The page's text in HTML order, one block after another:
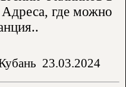
где можно
23.03.2024